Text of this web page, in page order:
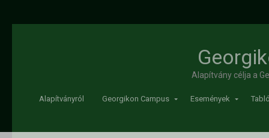
Alapítvány célja a
Alapítványról Georgikon Campus Események